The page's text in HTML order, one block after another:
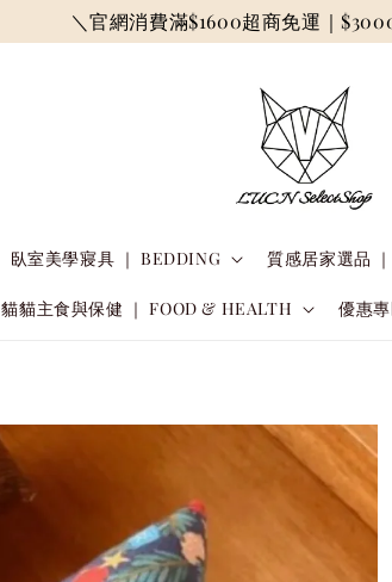
＼官網消費滿$1600超商免運｜
臥室美學寢具 ｜ BEDDING 質感居家選品
貓貓主食與保健 ｜ FOOD & HEALTH 優惠